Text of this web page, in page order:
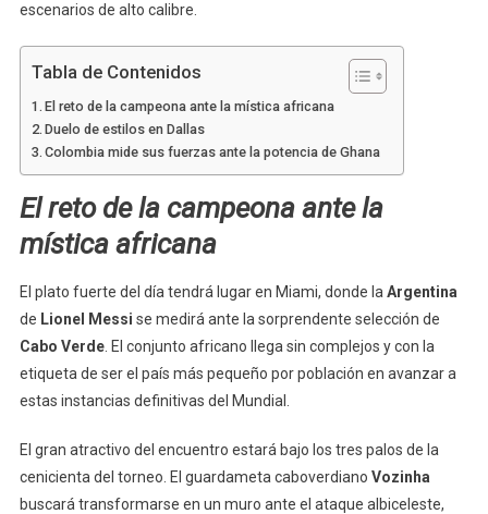
escenarios de alto calibre.
Tabla de Contenidos
El reto de la campeona ante la mística africana
Duelo de estilos en Dallas
Colombia mide sus fuerzas ante la potencia de Ghana
El reto de la campeona ante la
mística africana
El plato fuerte del día tendrá lugar en Miami, donde la Argentina
de Lionel Messi se medirá ante la sorprendente selección de
Cabo Verde. El conjunto africano llega sin complejos y con la
etiqueta de ser el país más pequeño por población en avanzar a
estas instancias definitivas del Mundial.
El gran atractivo del encuentro estará bajo los tres palos de la
cenicienta del torneo. El guardameta caboverdiano Vozinha
buscará transformarse en un muro ante el ataque albiceleste,